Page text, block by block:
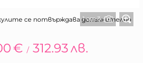
1 от 3
се потвърждава допълнително
€ / 312.93 лв.